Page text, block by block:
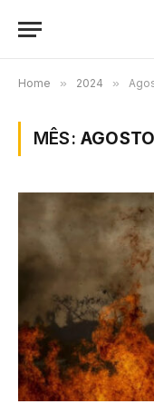
Home » 2024 »
MÊS: